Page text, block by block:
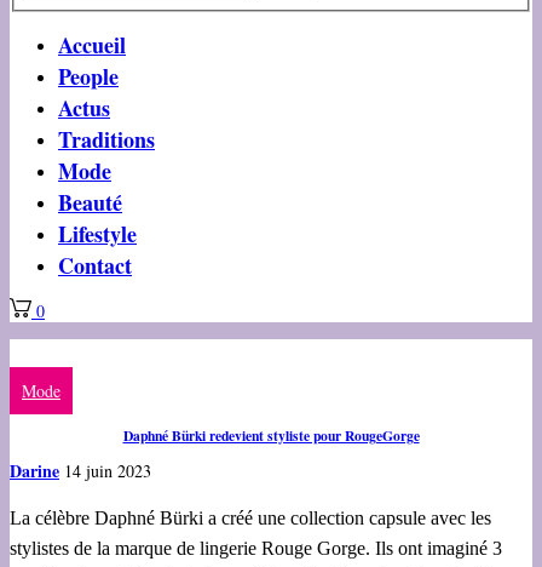
Accueil
People
Actus
Traditions
Mode
Beauté
Lifestyle
Contact
0
Mode
Daphné Bürki redevient styliste pour RougeGorge
Darine 14 juin 2023
La célèbre Daphné Bürki a créé une collection capsule avec les
stylistes de la marque de lingerie Rouge Gorge. Ils ont imaginé 3